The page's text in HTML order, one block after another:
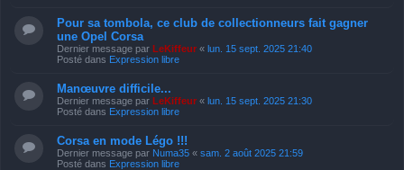
Pour sa tombola, ce club de collectionneurs fait gagner
une Opel Corsa
Dernier message par LeKiffeur « lun. 15 sept. 2025 21:40
Posté dans Expression libre
Manœuvre difficile...
Dernier message par LeKiffeur « lun. 15 sept. 2025 21:30
Posté dans Expression libre
Corsa en mode Légo !!!
Dernier message par Numa35 « sam. 2 août 2025 21:59
Posté dans Expression libre